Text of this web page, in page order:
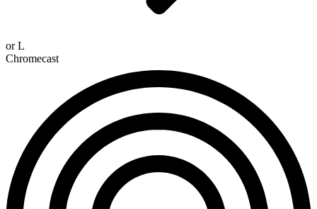
orL
Chromecast